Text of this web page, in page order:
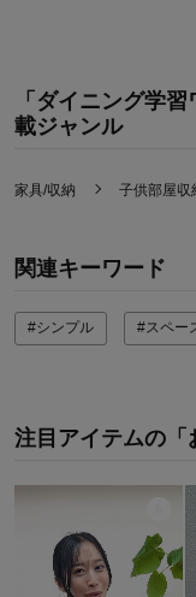
商品を
「ダイニング学
載ジャンル
家具/収納 子供部屋収
関連キーワード
#シンプル #スペー
注目アイテムの「